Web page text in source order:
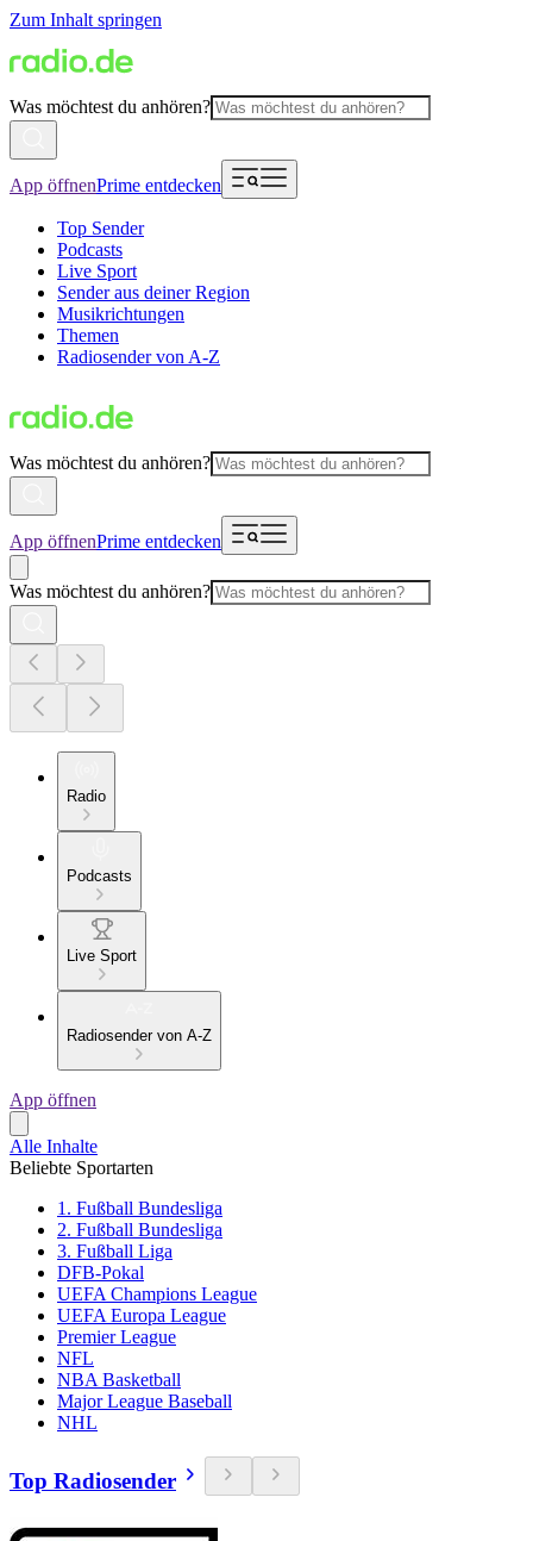
Zum Inhalt springen
Was möchtest du anhören?
App öffnenPrime entdecken
Top Sender
Podcasts
Live Sport
Sender aus deiner Region
Musikrichtungen
Themen
Radiosender von A-Z
Was möchtest du anhören?
App öffnenPrime entdecken
Was möchtest du anhören?
Radio
Podcasts
Live Sport
Radiosender von A-Z
App öffnen
Alle Inhalte
Beliebte Sportarten
1. Fußball Bundesliga
2. Fußball Bundesliga
3. Fußball Liga
DFB-Pokal
UEFA Champions League
UEFA Europa League
Premier League
NFL
NBA Basketball
Major League Baseball
NHL
Top Radiosender